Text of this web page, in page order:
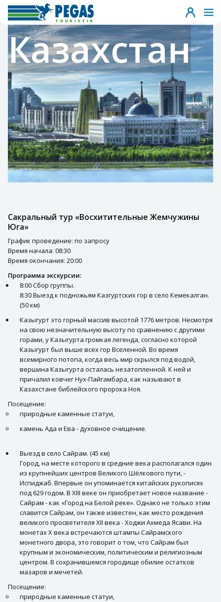
Казахстан
Сакральный тур «Восхитительные Жемчужины
Юга»
График проведение: по запросу
Время начала: 08:30
Время окончания: 20:00
Программа экскурсии:
8:00 Сбор группы.
8:30 Выезд к подножьям Казгуртских гор в село Кемекалган.
(50 км)
Казыгурт это горный массив высотой 1776 метров. Несмотря
на свою незначительную высоту по сравнению с другими
горами, у Казыгурта громкая легенда, согласно которой
Казыгурт был выше всех гор Вселенной. Во время
всемирного потопа, когда весь мир скрылся под водой,
вершина Казыгурта осталась незатопленной. К ней и
причалил ковчег Нух-Пайгамбара, как называют в
Казахстане библейского пророка Ноя.
Посещение:
природные каменные статуи,
камень Ада и Ева - духовное очищение.
Выезд в село Сайрам. (45 км)
Город, на месте которого в средние века располагался один
из крупнейших центров Великого Шёлкового пути, -
Испиджаб. Впервые он упоминается китайских рукописях
под 629 годом. В XIII веке он приобретает новое название -
Сайрам - как «Город на Белой реке». Однако не только этим
славится Сайрам, он также известен, как место рождения
великого просветителя XII века - Ходжи Ахмеда Ясави. На
монетах X века встречаются штампы Сайрамского
монетного двора, это говорит о том, что Сайрам был
крупным и экономическим, политическим и религиозным
центром. В сохранившемся городище обилие остатков
мазаров и мечетей.
Посещение:
природные каменные статуи,